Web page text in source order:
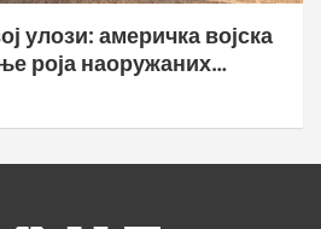
улози: америчка војска
роја наоружаних